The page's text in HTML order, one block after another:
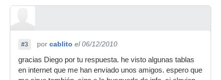
#3 por cablito el 06/12/2010
gracias Diego por tu respuesta. he visto algunas tablas
en internet que me han enviado unos amigos. espero que